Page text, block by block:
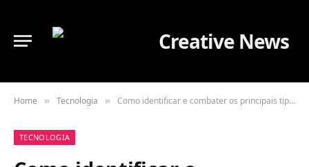
Home » Tecnologia » Como identificar e combater os principais tipos de fraude de pagamentos online
TECNOLOGIA